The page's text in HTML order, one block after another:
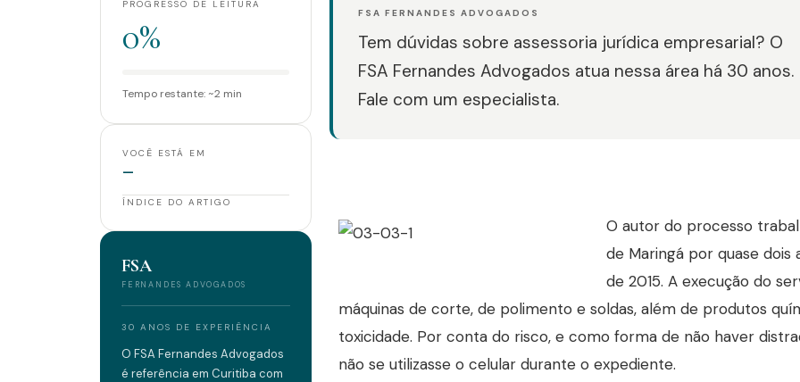
PROGRESSO DE LEITURA
0%
Tempo restante: ~2 min
VOCÊ ESTÁ EM
—
ÍNDICE DO ARTIGO
FSA
FERNANDES ADVOGADOS
30 ANOS DE EXPERIÊNCIA
O FSA Fernandes Advogados
é referência em Curitiba com
FSA FERNANDES ADVOGADOS
Tem dúvidas sobre assessoria jurídica empresarial? O
FSA Fernandes Advogados atua nessa área há 30 anos.
Fale com um especialista.
O autor do processo
de Maringá por quase dois
de 2015. A execução do
máquinas de corte, de polimento e soldas, além de produtos
toxicidade. Por conta do risco, e como forma de não haver
não se utilizasse o celular durante o expediente.